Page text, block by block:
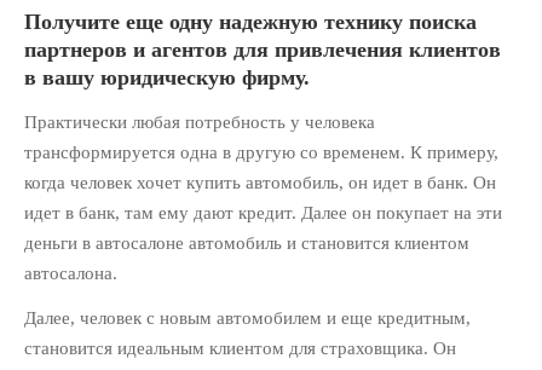
Политика обработки
персональных данных
Продукты
Рассылка «Юридический
СВЕЖИЕ ЗАПИСИ
Из третьего мира в первый:
Как использовать опыт
юридическом бизнесе
10 инструментов
Получите еще одну надежную технику поиска
партнеров и агентов для привлечения клиентов
в вашу юридическую фирму.
Практически любая потребность у человека
трансформируется одна в другую со временем. К примеру,
когда человек хочет купить автомобиль, он идет в банк. Он
идет в банк, там ему дают кредит. Далее он покупает на эти
деньги в автосалоне автомобиль и становится клиентом
автосалона.
Далее, человек с новым автомобилем и еще кредитным,
становится идеальным клиентом для страховщика. Он